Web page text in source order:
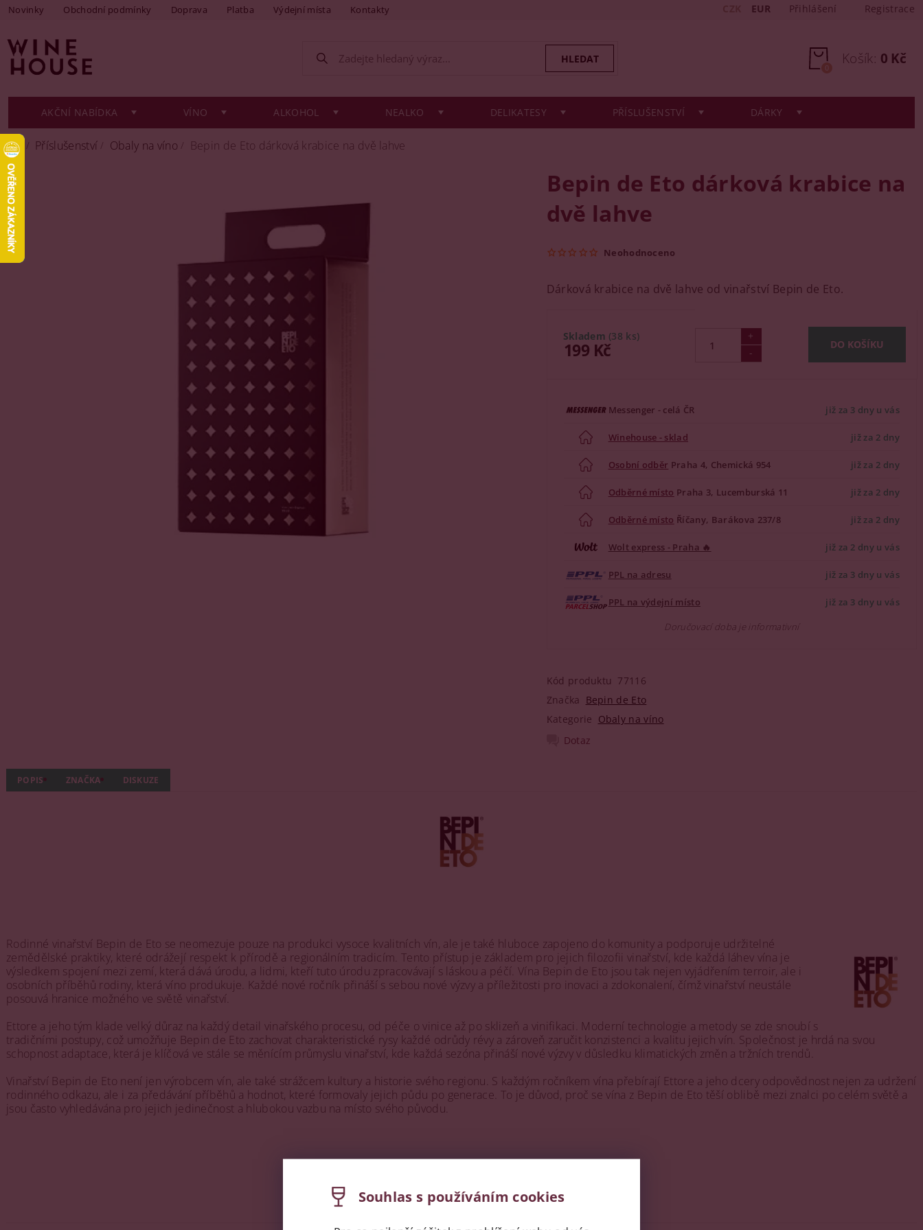
Novinky Obchodní podmínky Doprava Platba Výdejní místa Kontakty EUR Přihlášení Registrace
Košík: 0 Kč
0
AKČNÍ NABÍDKA VÍNO ALKOHOL NEALKO DELIKATESY PŘÍSLUŠENSTVÍ DÁRKY
Příslušenství Obaly na víno Bepin de Eto dárková krabice na dvě lahve
Bepin de Eto dárková krabice na
dvě lahve
Neohodnoceno
Dárková krabice na dvě lahve od vinařství Bepin de Eto.
Skladem (38 ks)
199 Kč
Messenger - celá ČR již za 3 dny u vás
Winehouse - sklad již za 2 dny
Osobní odběr Praha 4, Chemická 954 již za 2 dny
Odběrné místo Praha 3, Lucemburská 11 již za 2 dny
Odběrné místo Říčany, Barákova 237/8 již za 2 dny
Wolt express - Praha 🔥 již za 2 dny u vás
PPL na adresu již za 3 dny u vás
PPL na výdejní místo
již za 3 dny u vás
Doručovací doba je informativní
Kód produktu 77116
Značka Bepin de Eto
Kategorie Obaly na víno
Dotaz
POPIS ZNAČKA DISKUZE
Rodinné vinařství Bepin de Eto se neomezuje pouze na produkci vysoce kvalitních vín, ale je také hluboce zapojeno do komunity a podporuje udržitelné
zemědělské praktiky, které odrážejí respekt k přírodě a regionálním tradicím. Tento přístup je základem pro jejich filozofii vinařství, kde každá láhev vína je
výsledkem spojení mezi zemí, která dává úrodu, a lidmi, kteří tuto úrodu zpracovávají s láskou a péčí. Vína Bepin de Eto jsou tak nejen vyjádřením terroir, ale i
osobních příběhů rodiny, která víno produkuje. Každé nové ročník přináší s sebou nové výzvy a příležitosti pro inovaci a zdokonalení, čímž vinařství neustále
posouvá hranice možného ve světě vinařství.
Ettore a jeho tým klade velký důraz na každý detail vinařského procesu, od péče o vinice až po sklizeň a vinifikaci. Moderní technologie a metody se zde snoubí s
tradičními postupy, což umožňuje Bepin de Eto zachovat charakteristické rysy každé odrůdy révy a zároveň zaručit konzistenci a kvalitu jejich vín. Společnost je hrdá na svou
schopnost adaptace, která je klíčová ve stále se měnícím průmyslu vinařství, kde každá sezóna přináší nové výzvy v důsledku klimatických změn a tržních trendů.
Vinařství Bepin de Eto není jen výrobcem vín, ale také strážcem kultury a historie svého regionu. S každým ročníkem vína přebírají Ettore a jeho dcery odpovědnost nejen za udržení
rodinného odkazu, ale i za předávání příběhů a hodnot, které formovaly jejich půdu po generace. To je důvod, proč se vína z Bepin de Eto těší oblibě mezi znalci po celém světě a
jsou často vyhledávána pro jejich jedinečnost a hlubokou vazbu na místo svého původu.
Souhlas s používáním cookies